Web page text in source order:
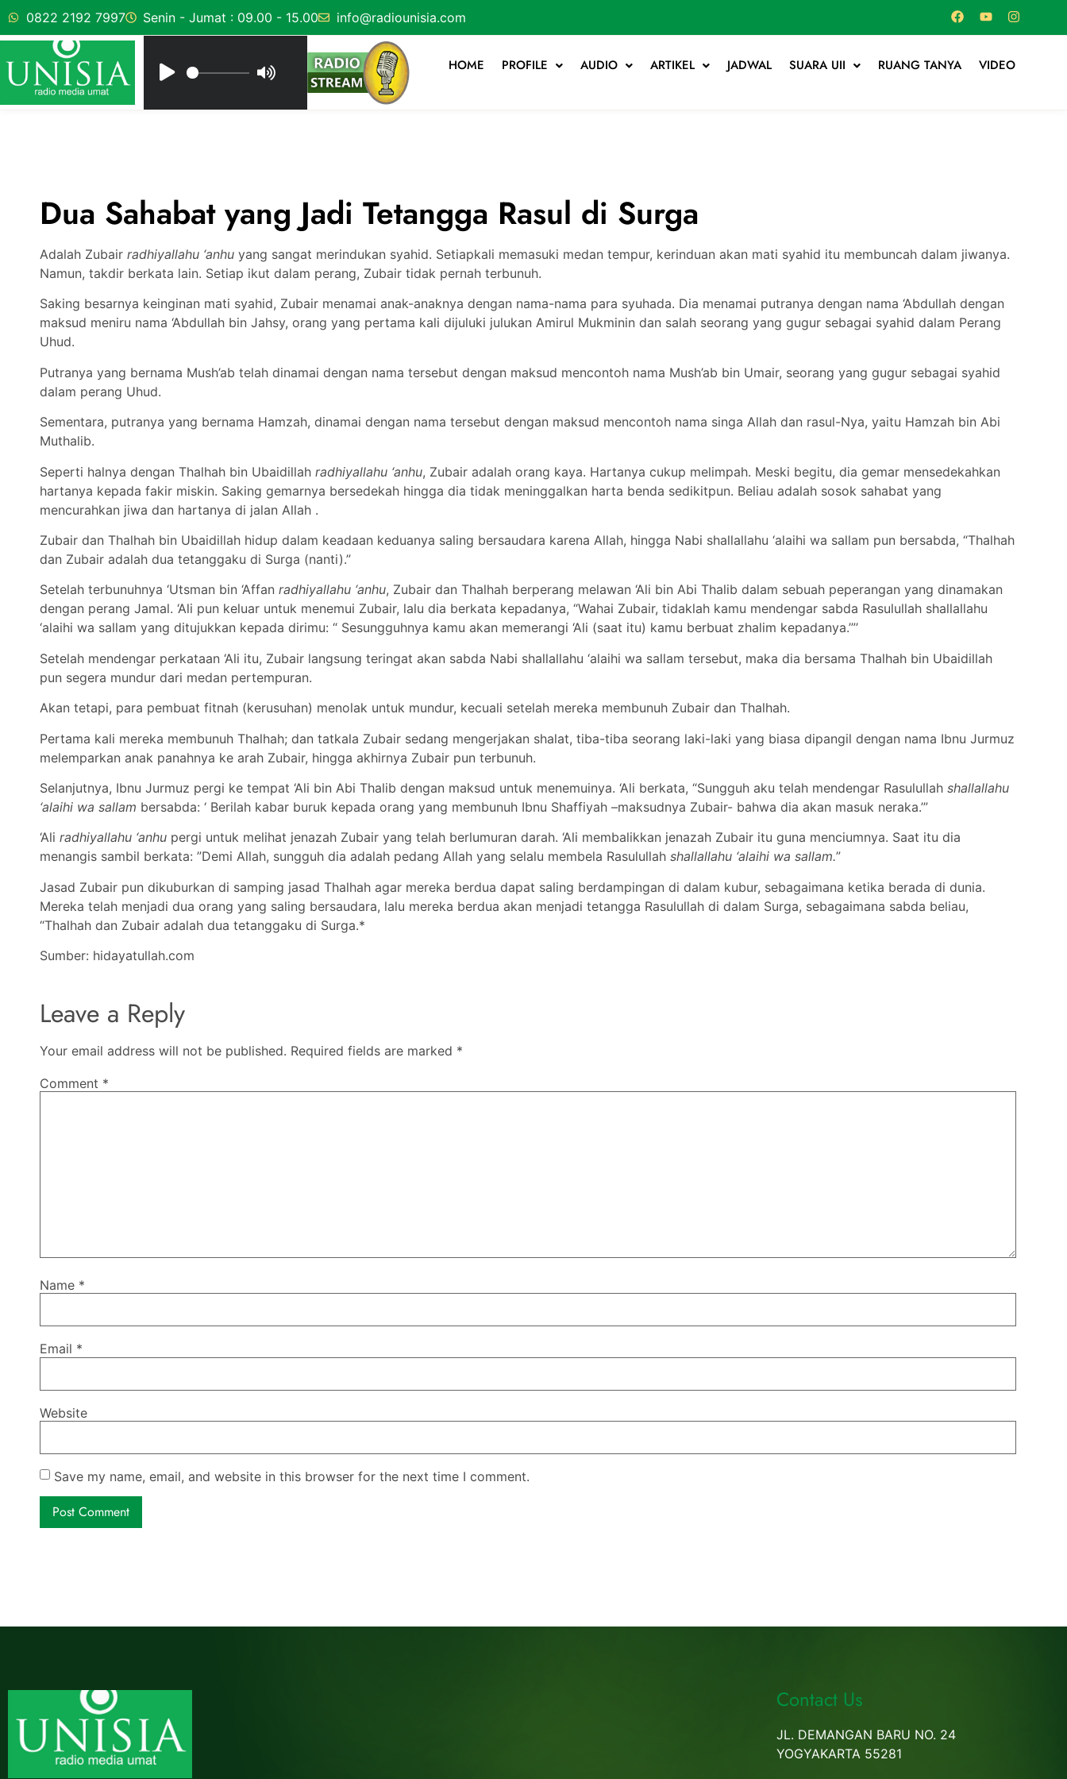
0822 2192 7997 Senin - Jumat : 09.00 - 15.00 info@radiounisia.com
HOME PROFILE AUDIO ARTIKEL JADWAL SUARA UII RUANG TANYA VIDEO
Dua Sahabat yang Jadi Tetangga Rasul di Surga
Adalah Zubair radhiyallahu ‘anhu yang sangat merindukan syahid. Setiapkali memasuki medan tempur, kerinduan akan mati syahid itu membuncah dalam jiwanya.
Namun, takdir berkata lain. Setiap ikut dalam perang, Zubair tidak pernah terbunuh.
Saking besarnya keinginan mati syahid, Zubair menamai anak-anaknya dengan nama-nama para syuhada. Dia menamai putranya dengan nama ‘Abdullah dengan
maksud meniru nama ‘Abdullah bin Jahsy, orang yang pertama kali dijuluki julukan Amirul Mukminin dan salah seorang yang gugur sebagai syahid dalam Perang
Uhud.
Putranya yang bernama Mush’ab telah dinamai dengan nama tersebut dengan maksud mencontoh nama Mush’ab bin Umair, seorang yang gugur sebagai syahid
dalam perang Uhud.
Sementara, putranya yang bernama Hamzah, dinamai dengan nama tersebut dengan maksud mencontoh nama singa Allah dan rasul-Nya, yaitu Hamzah bin Abi
Muthalib.
Seperti halnya dengan Thalhah bin Ubaidillah radhiyallahu ‘anhu, Zubair adalah orang kaya. Hartanya cukup melimpah. Meski begitu, dia gemar mensedekahkan
hartanya kepada fakir miskin. Saking gemarnya bersedekah hingga dia tidak meninggalkan harta benda sedikitpun. Beliau adalah sosok sahabat yang
mencurahkan jiwa dan hartanya di jalan Allah .
Zubair dan Thalhah bin Ubaidillah hidup dalam keadaan keduanya saling bersaudara karena Allah, hingga Nabi shallallahu ‘alaihi wa sallam pun bersabda, “Thalhah
dan Zubair adalah dua tetanggaku di Surga (nanti).”
Setelah terbunuhnya ‘Utsman bin ‘Affan radhiyallahu ‘anhu, Zubair dan Thalhah berperang melawan ‘Ali bin Abi Thalib dalam sebuah peperangan yang dinamakan
dengan perang Jamal. ‘Ali pun keluar untuk menemui Zubair, lalu dia berkata kepadanya, “Wahai Zubair, tidaklah kamu mendengar sabda Rasulullah shallallahu
‘alaihi wa sallam yang ditujukkan kepada dirimu: “ Sesungguhnya kamu akan memerangi ‘Ali (saat itu) kamu berbuat zhalim kepadanya.’”’
Setelah mendengar perkataan ‘Ali itu, Zubair langsung teringat akan sabda Nabi shallallahu ‘alaihi wa sallam tersebut, maka dia bersama Thalhah bin Ubaidillah
pun segera mundur dari medan pertempuran.
Akan tetapi, para pembuat fitnah (kerusuhan) menolak untuk mundur, kecuali setelah mereka membunuh Zubair dan Thalhah.
Pertama kali mereka membunuh Thalhah; dan tatkala Zubair sedang mengerjakan shalat, tiba-tiba seorang laki-laki yang biasa dipangil dengan nama Ibnu Jurmuz
melemparkan anak panahnya ke arah Zubair, hingga akhirnya Zubair pun terbunuh.
Selanjutnya, Ibnu Jurmuz pergi ke tempat ‘Ali bin Abi Thalib dengan maksud untuk menemuinya. ‘Ali berkata, “Sungguh aku telah mendengar Rasulullah shallallahu
‘alaihi wa sallam bersabda: ‘ Berilah kabar buruk kepada orang yang membunuh Ibnu Shaffiyah –maksudnya Zubair- bahwa dia akan masuk neraka.’”
‘Ali radhiyallahu ‘anhu pergi untuk melihat jenazah Zubair yang telah berlumuran darah. ‘Ali membalikkan jenazah Zubair itu guna menciumnya. Saat itu dia
menangis sambil berkata: ”Demi Allah, sungguh dia adalah pedang Allah yang selalu membela Rasulullah shallallahu ‘alaihi wa sallam.”
Jasad Zubair pun dikuburkan di samping jasad Thalhah agar mereka berdua dapat saling berdampingan di dalam kubur, sebagaimana ketika berada di dunia.
Mereka telah menjadi dua orang yang saling bersaudara, lalu mereka berdua akan menjadi tetangga Rasulullah di dalam Surga, sebagaimana sabda beliau,
“Thalhah dan Zubair adalah dua tetanggaku di Surga.*
Sumber: hidayatullah.com
Leave a Reply
Your email address will not be published. Required fields are marked *
Comment *
Name *
Email *
Website
Save my name, email, and website in this browser for the next time I comment.
Contact Us
JL. DEMANGAN BARU NO. 24
YOGYAKARTA 55281